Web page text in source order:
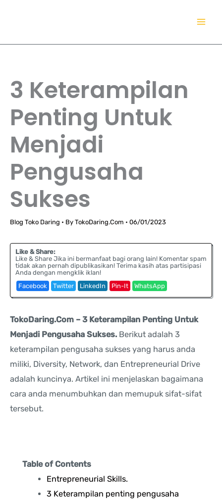
3 Keterampilan
Penting Untuk
Menjadi
Pengusaha
Sukses
Blog Toko Daring • By TokoDaring.Com • 06/01/2023
Like & Share:
Like & Share Jika ini bermanfaat bagi orang lain! Komentar spam
tidak akan pernah dipublikasikan! Terima kasih atas partisipasi
Anda dengan mengklik iklan!
Facebook
Twitter LinkedIn Pin-It WhatsApp
TokoDaring.Com – 3 Keterampilan Penting Untuk
Menjadi Pengusaha Sukses. Berikut adalah 3
keterampilan pengusaha sukses yang harus anda
miliki, Diversity, Network, dan Entrepreneurial Drive
adalah kuncinya. Artikel ini menjelaskan bagaimana
cara anda menumbuhkan dan memupuk sifat-sifat
tersebut.
Table of Contents
Entrepreneurial Skills.
3 Keterampilan penting pengusaha